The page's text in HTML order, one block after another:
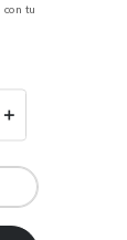
con tu
＋